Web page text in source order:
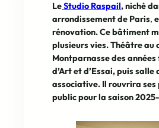
LeStudio Raspail, niché
arrondissement de Paris,
rénovation. Ce bâtiment
plusieurs vies. Théâtre au
Montparnasse des
d’Art et d’Essai, puis salle
associative. Il rouvrira ses
public pour la saison